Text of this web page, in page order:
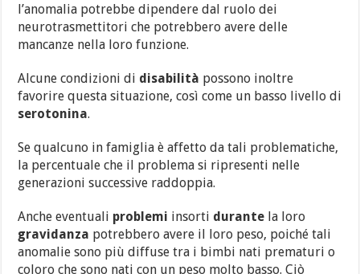
l’anomalia potrebbe dipendere dal ruolo dei
neurotrasmettitori che potrebbero avere delle
mancanze nella loro funzione.
Alcune condizioni di disabilità possono inoltre
favorire questa situazione, così come un basso livello di
serotonina.
Se qualcuno in famiglia è affetto da tali problematiche,
la percentuale che il problema si ripresenti nelle
generazioni successive raddoppia.
Anche eventuali problemi insorti durante la loro
gravidanza potrebbero avere il loro peso, poiché tali
anomalie sono più diffuse tra i bimbi nati prematuri o
coloro che sono nati con un peso molto basso. Ciò